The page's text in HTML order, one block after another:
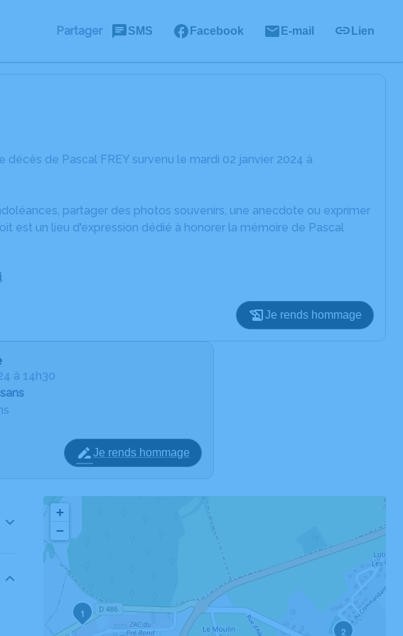
Partager SMS Facebook E-mail Lien
de Pascal FREY survenu le mardi 02 janvier 2024 à
partager des photos souvenirs, une anecdote ou exprimer
est un lieu d'expression dédié à honorer la mémoire de Pascal
.
Je rends hommage
à 14h30
Je rends hommage
1
2
+
−